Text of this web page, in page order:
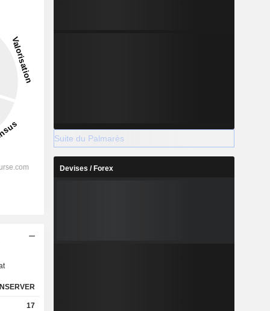
17
Suite du Palmarès
Devises / Forex